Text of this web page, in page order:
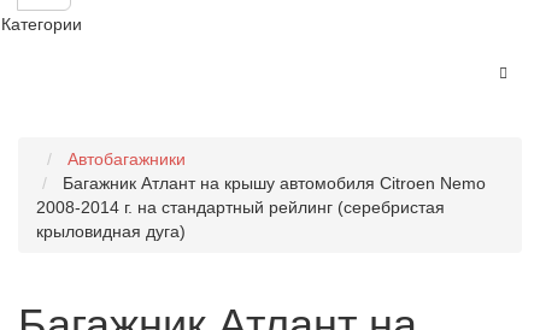
Категории
Автобагажники
Багажник Атлант на крышу автомобиля Citroen Nemo
2008-2014 г. на стандартный рейлинг (серебристая
крыловидная дуга)